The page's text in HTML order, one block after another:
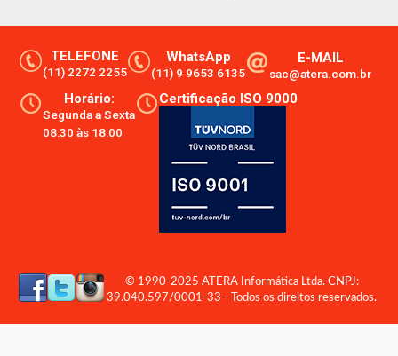
TELEFONE
(11) 2272 2255
WhatsApp
(11) 9 9653 6135
E-MAIL
sac@atera.com.br
Horário:
Segunda a Sexta
08:30 às 18:00
Certificação ISO 9000
© 1990-2025 ATERA Informática Ltda. CNPJ:
39.040.597/0001-33 - Todos os direitos reservados.